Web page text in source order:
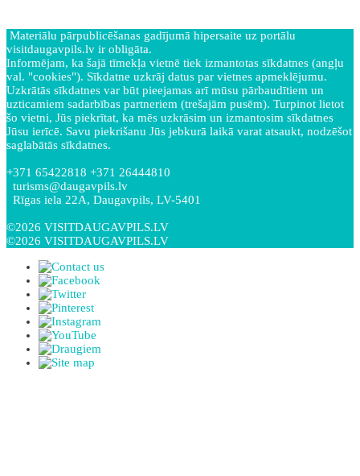
Materiālu pārpublicēšanas gadījumā hipersaite uz portālu
visitdaugavpils.lv ir obligāta.
Informējam, ka šajā tīmekļa vietnē tiek izmantotas sīkdatnes (angļu
val. "cookies"). Sīkdatne uzkrāj datus par vietnes apmeklējumu.
Uzkrātās sīkdatnes var būt pieejamas arī mūsu pārbaudītiem un
uzticamiem sadarbības partneriem (trešajām pusēm). Turpinot lietot
šo vietni, Jūs piekrītat, ka mēs uzkrāsim un izmantosim sīkdatnes
Jūsu ierīcē. Savu piekrišanu Jūs jebkurā laikā varat atsaukt, nodzēšot
saglabātās sīkdatnes.
+371 65422818 +371 26444810
turisms@daugavpils.lv
Rīgas iela 22A, Daugavpils, LV-5401
©2026 VISITDAUGAVPILS.LV
©2026 VISITDAUGAVPILS.LV